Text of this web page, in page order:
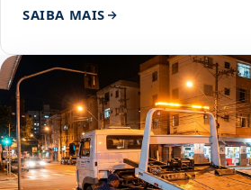
SAIBA MAIS